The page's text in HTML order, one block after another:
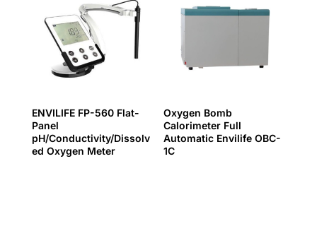
ENVILIFE FP-560 Flat-
Panel
pH/Conductivity/Dissolv
ed Oxygen Meter
Oxygen Bomb
Calorimeter Full
Automatic Envilife OBC-
1C